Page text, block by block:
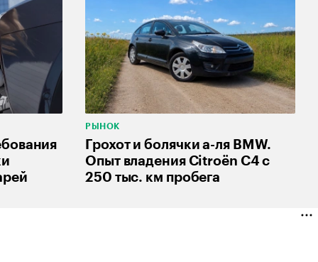
РЫНОК
Грохот и болячки а-ля BMW.
Опыт владения Citroёn C4 с
250 тыс. км пробега